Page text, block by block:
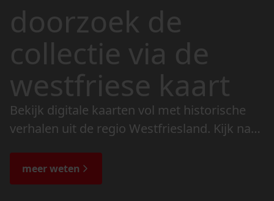
doorzoek de
collectie via de
westfriese kaart
Bekijk digitale kaarten vol met historische
verhalen uit de regio Westfriesland. Kijk naar
de bijzondere verhalen.
meer weten